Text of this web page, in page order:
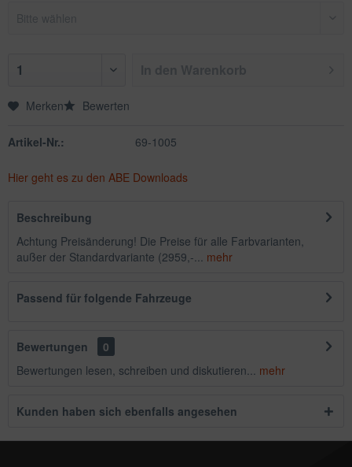
Merken Bewerten
Artikel-Nr.: 69-1005
Hier geht es zu den ABE Downloads
Beschreibung
Achtung Preisänderung! Die Preise für alle Farbvarianten,
außer der Standardvariante (2959,-... mehr
Passend für folgende Fahrzeuge
Bewertungen
0
Bewertungen lesen, schreiben und diskutieren... mehr
Kunden haben sich ebenfalls angesehen